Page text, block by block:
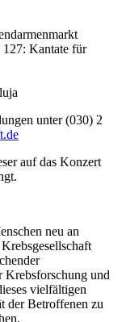
Kantate für
unter (030) 2
auf das Konzert
neu an
Krebsforschung und
vielfältigen
der Betroffenen zu